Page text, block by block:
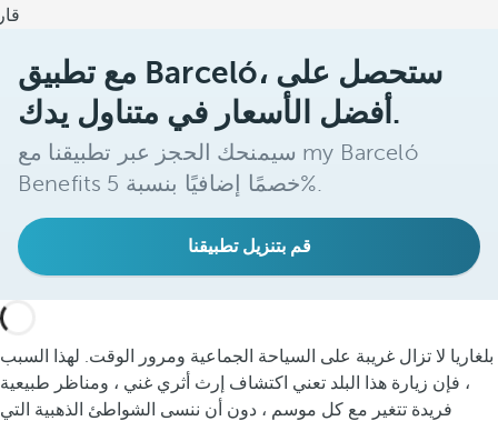
مع تطبيق Barceló، ستحصل على
أفضل الأسعار في متناول يدك.
سيمنحك الحجز عبر تطبيقنا مع my Barceló
Benefits خصمًا إضافيًا بنسبة 5%.
قم بتنزيل تطبيقنا
بلغاريا لا تزال غريبة على السياحة الجماعية ومرور الوقت. لهذا السبب
، فإن زيارة هذا البلد تعني اكتشاف إرث أثري غني ، ومناظر طبيعية
فريدة تتغير مع كل موسم ، دون أن ننسى الشواطئ الذهبية التي